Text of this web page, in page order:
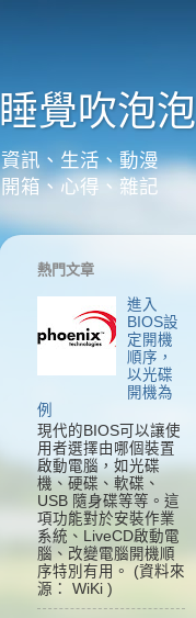
睡覺吹泡泡
資訊、生活、動漫
開箱、心得、雜記
熱門文章
進入
BIOS設
定開機
順序，
以光碟
開機為
例
現代的BIOS可以讓使
用者選擇由哪個裝置
啟動電腦，如光碟
機、硬碟、軟碟、
USB 隨身碟等等。這
項功能對於安裝作業
系統、LiveCD啟動電
腦、改變電腦開機順
序特別有用。 (資料來
源： WiKi )